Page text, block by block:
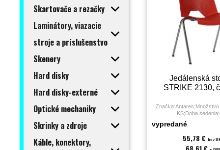
Skartovače a rezačky
Laminátory, viazacie
stroje a príslušenstvo
Skenery
Hard disky
Hard disky-externé
Optické mechaniky
Skrinky a zdroje
Káble, konektory,
Jedálenská
STRIKE 2130,
Značka:Antares;Množstvo
KS;Doba
sedáku:45;Záruka:36
vypredané
55,78 €bez